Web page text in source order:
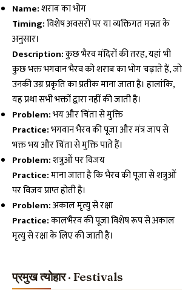
Name:शराब का भोग
Timing:विशेष अवसरों पर या व्यक्तिगत मन्नत के
अनुसार।
Description:कुछ भैरव मंदिरों की तरह, यहां भी
कुछ भक्त भगवान भैरव को शराब का भोग चढ़ाते हैं, जो
उनकी उग्र प्रकृति का प्रतीक माना जाता है। हालांकि,
यह प्रथा सभी भक्तों द्वारा नहीं की जाती है।
Problem:भय और चिंता से मुक्ति
Practice:भगवान भैरव की पूजा और मंत्र जाप से
भक्त भय और चिंता से मुक्ति पाते हैं।
Problem:शत्रुओं पर विजय
Practice:माना जाता है कि भैरव की पूजा से शत्रुओं
पर विजय प्राप्त होती है।
Problem:अकाल मृत्यु से रक्षा
Practice:कालभैरव की पूजा विशेष रूप से अकाल
मृत्यु से रक्षा के लिए की जाती है।
प्रमुख त्योहार · Festivals